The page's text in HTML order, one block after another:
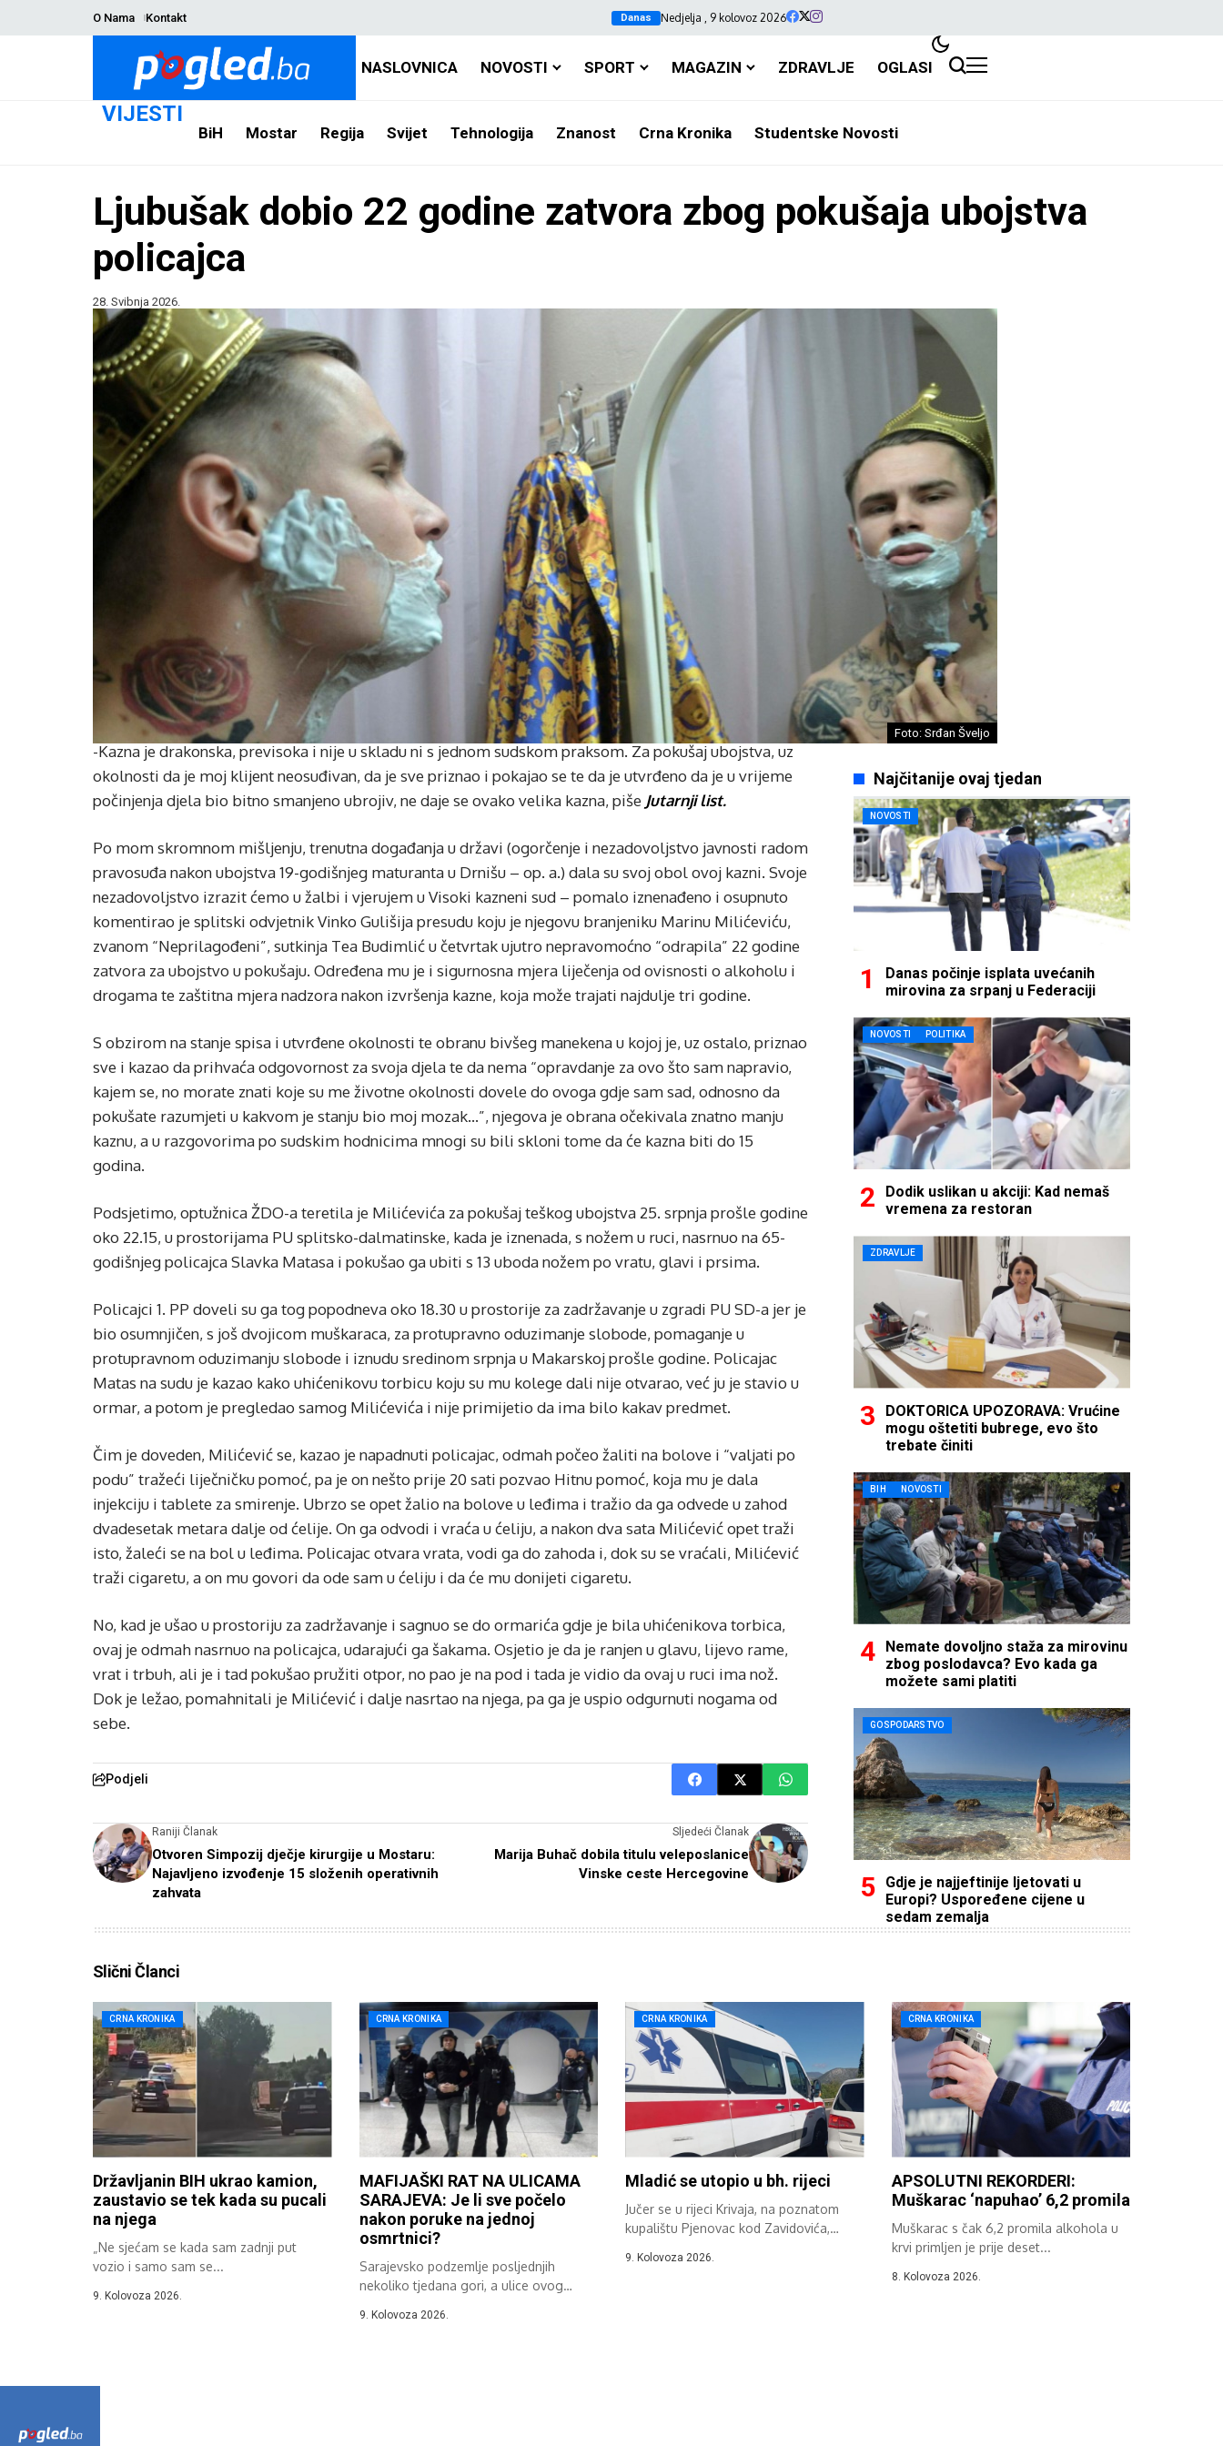
O Nama Kontakt Danas Nedjelja , 9 kolovoz 2026
NASLOVNICA NOVOSTI SPORT MAGAZIN ZDRAVLJE OGLASI
VIJESTI
BiH Mostar Regija Svijet Tehnologija Znanost Crna Kronika Studentske Novosti
Ljubušak dobio 22 godine zatvora zbog pokušaja ubojstva
policajca
28. Svibnja 2026.
Foto: Srđan Šveljo
-Kazna je drakonska, previsoka i nije u skladu ni s jednom sudskom praksom. Za pokušaj ubojstva, uz
okolnosti da je moj klijent neosuđivan, da je sve priznao i pokajao se te da je utvrđeno da je u vrijeme
počinjenja djela bio bitno smanjeno ubrojiv, ne daje se ovako velika kazna, piše Jutarnji list.
Po mom skromnom mišljenju, trenutna događanja u državi (ogorčenje i nezadovoljstvo javnosti radom
pravosuđa nakon ubojstva 19-godišnjeg maturanta u Drnišu – op. a.) dala su svoj obol ovoj kazni. Svoje
nezadovoljstvo izrazit ćemo u žalbi i vjerujem u Visoki kazneni sud – pomalo iznenađeno i osupnuto
komentirao je splitski odvjetnik Vinko Gulišija presudu koju je njegovu branjeniku Marinu Milićeviću,
zvanom “Neprilagođeni”, sutkinja Tea Budimlić u četvrtak ujutro nepravomoćno “odrapila” 22 godine
zatvora za ubojstvo u pokušaju. Određena mu je i sigurnosna mjera liječenja od ovisnosti o alkoholu i
drogama te zaštitna mjera nadzora nakon izvršenja kazne, koja može trajati najdulje tri godine.
S obzirom na stanje spisa i utvrđene okolnosti te obranu bivšeg manekena u kojoj je, uz ostalo, priznao
sve i kazao da prihvaća odgovornost za svoja djela te da nema “opravdanje za ovo što sam napravio,
kajem se, no morate znati koje su me životne okolnosti dovele do ovoga gdje sam sad, odnosno da
pokušate razumjeti u kakvom je stanju bio moj mozak…”, njegova je obrana očekivala znatno manju
kaznu, a u razgovorima po sudskim hodnicima mnogi su bili skloni tome da će kazna biti do 15
godina.
Podsjetimo, optužnica ŽDO-a teretila je Milićevića za pokušaj teškog ubojstva 25. srpnja prošle godine
oko 22.15, u prostorijama PU splitsko-dalmatinske, kada je iznenada, s nožem u ruci, nasrnuo na 65-
godišnjeg policajca Slavka Matasa i pokušao ga ubiti s 13 uboda nožem po vratu, glavi i prsima.
Policajci 1. PP doveli su ga tog popodneva oko 18.30 u prostorije za zadržavanje u zgradi PU SD-a jer je
bio osumnjičen, s još dvojicom muškaraca, za protupravno oduzimanje slobode, pomaganje u
protupravnom oduzimanju slobode i iznudu sredinom srpnja u Makarskoj prošle godine. Policajac
Matas na sudu je kazao kako uhićenikovu torbicu koju su mu kolege dali nije otvarao, već ju je stavio u
ormar, a potom je pregledao samog Milićevića i nije primijetio da ima bilo kakav predmet.
Čim je doveden, Milićević se, kazao je napadnuti policajac, odmah počeo žaliti na bolove i “valjati po
podu” tražeći liječničku pomoć, pa je on nešto prije 20 sati pozvao Hitnu pomoć, koja mu je dala
injekciju i tablete za smirenje. Ubrzo se opet žalio na bolove u leđima i tražio da ga odvede u zahod
dvadesetak metara dalje od ćelije. On ga odvodi i vraća u ćeliju, a nakon dva sata Milićević opet traži
isto, žaleći se na bol u leđima. Policajac otvara vrata, vodi ga do zahoda i, dok su se vraćali, Milićević
traži cigaretu, a on mu govori da ode sam u ćeliju i da će mu donijeti cigaretu.
No, kad je ušao u prostoriju za zadržavanje i sagnuo se do ormarića gdje je bila uhićenikova torbica,
ovaj je odmah nasrnuo na policajca, udarajući ga šakama. Osjetio je da je ranjen u glavu, lijevo rame,
vrat i trbuh, ali je i tad pokušao pružiti otpor, no pao je na pod i tada je vidio da ovaj u ruci ima nož.
Dok je ležao, pomahnitali je Milićević i dalje nasrtao na njega, pa ga je uspio odgurnuti nogama od
sebe.
Podjeli
Raniji Članak
Otvoren Simpozij dječje kirurgije u Mostaru:
Najavljeno izvođenje 15 složenih operativnih
zahvata
Sljedeći Članak
Marija Buhač dobila titulu veleposlanice
Vinske ceste Hercegovine
Najčitanije ovaj tjedan
NOVOSTI
Danas počinje isplata uvećanih
mirovina za srpanj u Federaciji
NOVOSTI POLITIKA
Dodik uslikan u akciji: Kad nemaš
vremena za restoran
ZDRAVLJE
DOKTORICA UPOZORAVA: Vrućine
mogu oštetiti bubrege, evo što
trebate činiti
BIH NOVOSTI
Nemate dovoljno staža za mirovinu
zbog poslodavca? Evo kada ga
možete sami platiti
GOSPODARSTVO
Gdje je najjeftinije ljetovati u
Europi? Uspoređene cijene u
sedam zemalja
Slični Članci
CRNA KRONIKA
Državljanin BIH ukrao kamion,
zaustavio se tek kada su pucali
na njega
„Ne sjećam se kada sam zadnji put
vozio i samo sam se...
9. Kolovoza 2026.
CRNA KRONIKA
MAFIJAŠKI RAT NA ULICAMA
SARAJEVA: Je li sve počelo
nakon poruke na jednoj
osmrtnici?
Sarajevsko podzemlje posljednjih
nekoliko tjedana gori, a ulice ovog
9. Kolovoza 2026.
CRNA KRONIKA
Mladić se utopio u bh. rijeci
Jučer se u rijeci Krivaja, na poznatom
kupalištu Pjenovac kod Zavidovića,
9. Kolovoza 2026.
CRNA KRONIKA
APSOLUTNI REKORDERI:
Muškarac ‘napuhao’ 6,2 promila
Muškarac s čak 6,2 promila alkohola u
krvi primljen je prije deset...
8. Kolovoza 2026.